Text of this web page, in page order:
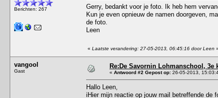
Berichten: 267
Gerry, bedankt voor je foto. Ik heb hem
Kun je even opnieuw de namen doorgeven,
de foto.
Leen
« Laatste verandering: 27-05-2013, 06:45:16 door Leen
vangool
Gast
Re:De Savornin Lohmanschool, 3e
« Antwoord #2 Gepost op: 26-05-2013,
Hallo Leen,
iHier mijn reactie op jouw mail betreffende de